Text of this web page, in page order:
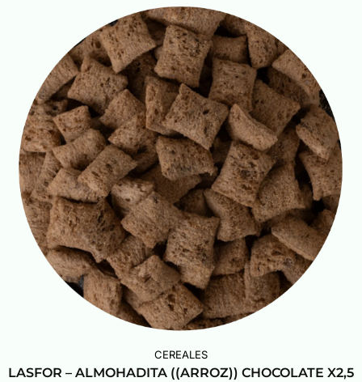
CEREALES
LASFOR – ALMOHADITA ((ARROZ)) CHOCOLATE X2,5